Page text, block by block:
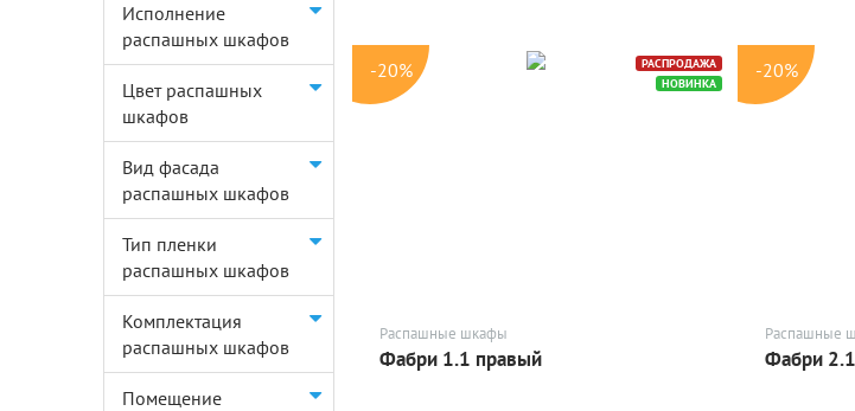
Исполнение
распашных шкафов
Цвет распашных
шкафов
Вид фасада
распашных шкафов
Тип пленки
распашных шкафов
Комплектация
распашных шкафов
Помещение
-20%
РАСПРОДАЖА
НОВИНКА
Распашные шкафы
Фабри 1.1 правый
-20%
Распашные
Фабри 2.1